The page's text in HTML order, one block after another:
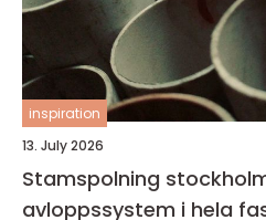
inspiration
13. July 2026
Stamspolning stockholm
avloppssystem i hela